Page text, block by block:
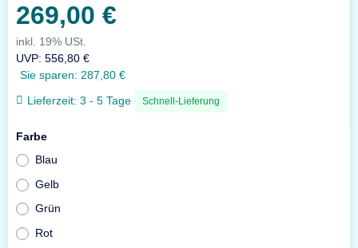
269,00 €
inkl. 19% USt.
UVP: 556,80 €
Sie sparen: 287,80 €
Lieferzeit: 3 - 5 Tage Schnell-Lieferung
Farbe
Blau
Gelb
Grün
Rot